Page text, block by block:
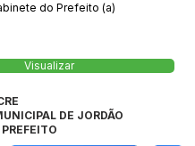
do Prefeito (a)
Visualizar
DE JORDÃO